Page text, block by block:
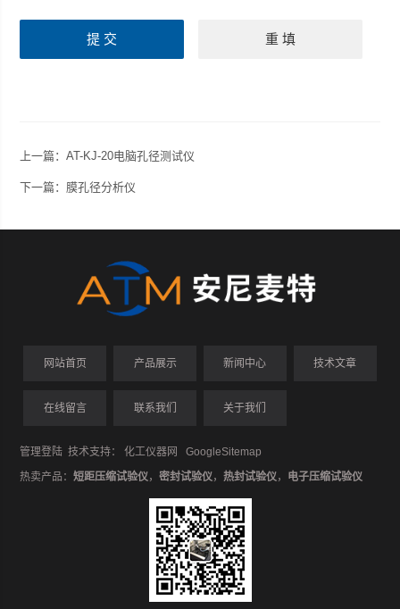
上一篇：AT-KJ-20电脑孔径测试仪
下一篇： 膜孔径分析仪
网站首页 产品展示 新闻中心 技术文章
在线留言 联系我们 关于我们
管理登陆 技术支持：化工仪器网
GoogleSitemap
热卖产品：短距压缩试验仪，密封试验仪，热封试验仪， 电子压缩试验仪